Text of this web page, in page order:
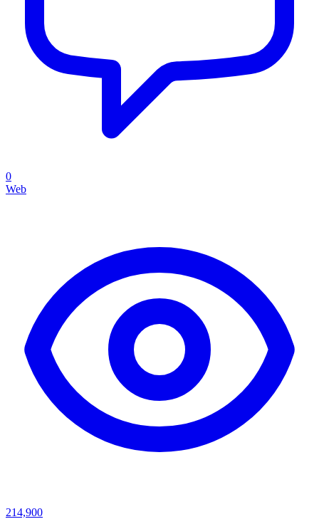
0
Web
214,900